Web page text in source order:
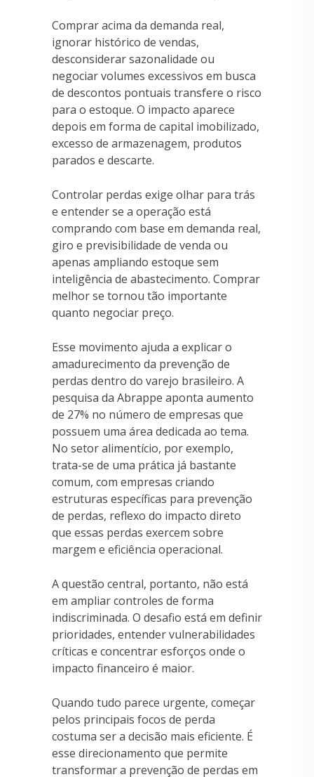
Comprar acima da demanda real,
ignorar histórico de vendas,
desconsiderar sazonalidade ou
negociar volumes excessivos em busca
de descontos pontuais transfere o risco
para o estoque. O impacto aparece
depois em forma de capital imobilizado,
excesso de armazenagem, produtos
parados e descarte.
Controlar perdas exige olhar para trás
e entender se a operação está
comprando com base em demanda real,
giro e previsibilidade de venda ou
apenas ampliando estoque sem
inteligência de abastecimento. Comprar
melhor se tornou tão importante
quanto negociar preço.
Esse movimento ajuda a explicar o
amadurecimento da prevenção de
perdas dentro do varejo brasileiro. A
pesquisa da Abrappe aponta aumento
de 27% no número de empresas que
possuem uma área dedicada ao tema.
No setor alimentício, por exemplo,
trata-se de uma prática já bastante
comum, com empresas criando
estruturas específicas para prevenção
de perdas, reflexo do impacto direto
que essas perdas exercem sobre
margem e eficiência operacional.
A questão central, portanto, não está
em ampliar controles de forma
indiscriminada. O desafio está em definir
prioridades, entender vulnerabilidades
críticas e concentrar esforços onde o
impacto financeiro é maior.
Quando tudo parece urgente, começar
pelos principais focos de perda
costuma ser a decisão mais eficiente. É
esse direcionamento que permite
transformar a prevenção de perdas em